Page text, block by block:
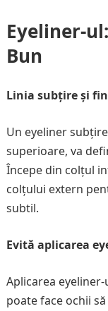
Eyeliner-
Bun
Linia subțire și
Un eyeliner
superioare, va
Începe din colțul
colțului extern
subtil.
Evită aplicarea
Aplicarea
poate face ochii